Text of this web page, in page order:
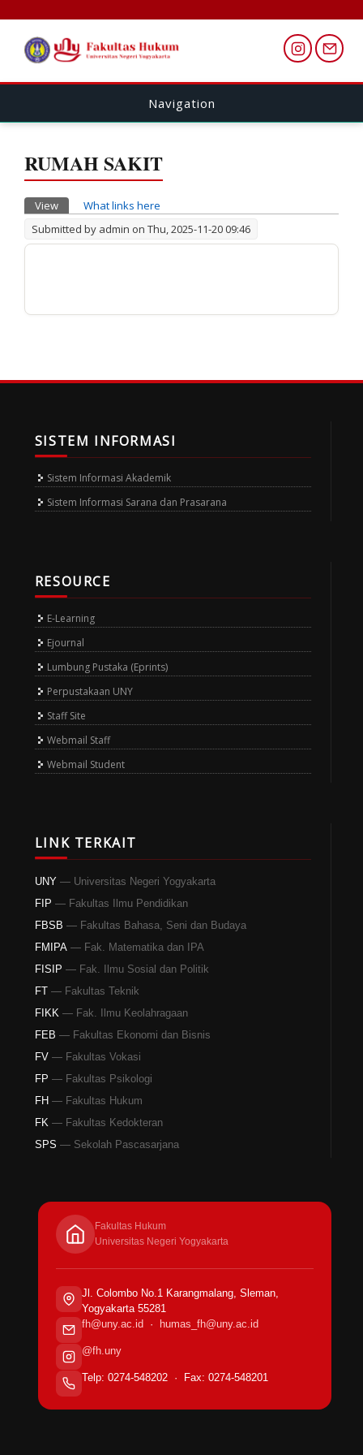
Navigation
RUMAH SAKIT
Primary tabs
View (active tab)
What links here
Submitted by admin on Thu, 2025-11-20 09:46
SISTEM INFORMASI
Sistem Informasi Akademik
Sistem Informasi Sarana dan Prasarana
RESOURCE
E-Learning
Ejournal
Lumbung Pustaka (Eprints)
Perpustakaan UNY
Staff Site
Webmail Staff
Webmail Student
LINK TERKAIT
UNY — Universitas Negeri Yogyakarta
FIP — Fakultas Ilmu Pendidikan
FBSB — Fakultas Bahasa, Seni dan Budaya
FMIPA — Fak. Matematika dan IPA
FISIP — Fak. Ilmu Sosial dan Politik
FT — Fakultas Teknik
FIKK — Fak. Ilmu Keolahragaan
FEB — Fakultas Ekonomi dan Bisnis
FV — Fakultas Vokasi
FP — Fakultas Psikologi
FH — Fakultas Hukum
FK — Fakultas Kedokteran
SPS — Sekolah Pascasarjana
Fakultas Hukum
Universitas Negeri Yogyakarta
Jl. Colombo No.1 Karangmalang, Sleman,
Yogyakarta 55281
fh@uny.ac.id · humas_fh@uny.ac.id
@fh.uny
Telp: 0274-548202 · Fax: 0274-548201